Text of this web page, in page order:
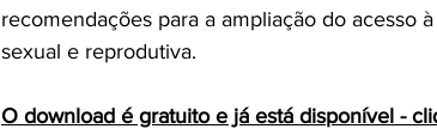
recomendações para a ampliação do acesso
sexual e reprodutiva.
O download é gratuito e já está disponível -